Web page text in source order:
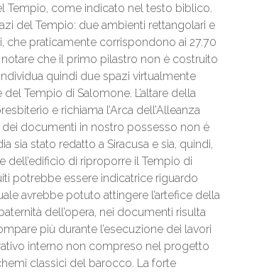
come indicato nel testo biblico.
del Tempio: due ambienti rettangolari e
che praticamente corrispondono ai 27.70
notare che il primo pilastro non è costruito
quindi due spazi virtualmente
Tempio di Salomone. L’altare della
e richiama l’Arca dell’Alleanza
documenti in nostro possesso non è
sia stato redatto a Siracusa e sia, quindi,
dell’edificio di riproporre il Tempio di
potrebbe essere indicatrice riguardo
avrebbe potuto attingere l’artefice della
dell’opera, nei documenti risulta
più durante l’esecuzione dei lavori
interno non compreso nel progetto
classici del barocco. La forte